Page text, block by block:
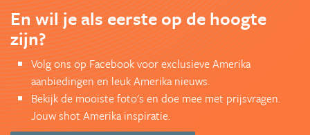
En wil je als eerste op de hoogte
zijn?
Volg ons op Facebook voor exclusieve Amerika
aanbiedingen en leuk Amerika nieuws.
Bekijk de mooiste foto's en doe mee met prijsvragen.
Jouw shot Amerika inspiratie.